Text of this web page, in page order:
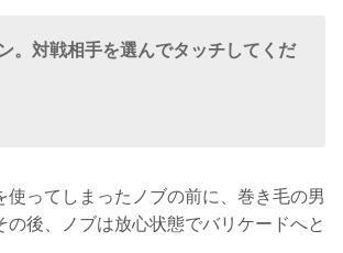
。対戦相手を選んでタッチしてくだ
使ってしまったノブの前に、巻き毛の男
の後、ノブは放心状態でバリケードへと